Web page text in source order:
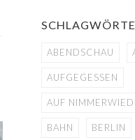
ABENDSCHAU
AUFGEGESSEN
AUF
BAHN BERLIN